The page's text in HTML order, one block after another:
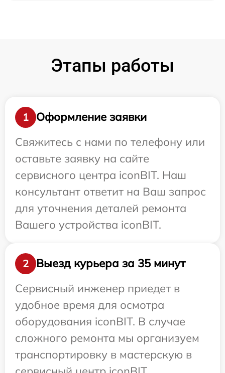
Этапы работы
1
Оформление заявки
Свяжитесь с нами по телефону или
оставьте заявку на сайте
сервисного центра iconBIT. Наш
консультант ответит на Ваш запрос
для уточнения деталей ремонта
Вашего устройства iconBIT.
2
Выезд курьера за 35 минут
Сервисный инженер приедет в
удобное время для осмотра
оборудования iconBIT. В случае
сложного ремонта мы организуем
транспортировку в мастерскую в